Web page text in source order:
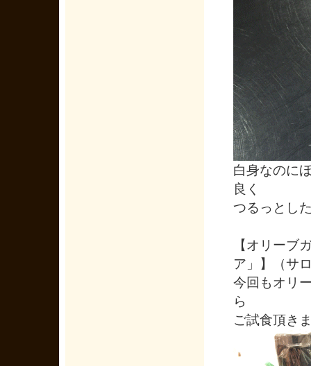
白身なのに
良く
つるっとし
【オリーブ
ア」】（サ
今回もオリ
ら
ご試食頂き